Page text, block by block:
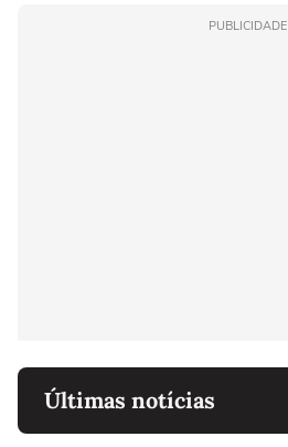
PUBLICIDADE
Últimas notícias